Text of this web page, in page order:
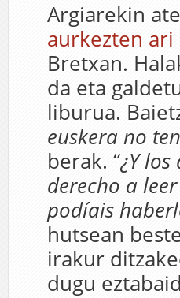
Argiarekin
aurkezten ari
Bretxan.
da eta
liburua.
euskera no
berak. “¿Y
derecho a
podíais
hutsean
irakur
dugu